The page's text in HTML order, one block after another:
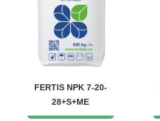
FERTIS NPK 7-20-
28+S+ME